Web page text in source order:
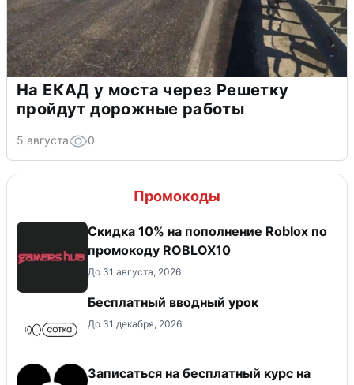
На ЕКАД у моста через Решетку
пройдут дорожные работы
5 августа 0
Промокоды
Скидка 10% на пополнение Roblox по
промокоду ROBLOX10
До 31 августа, 2026
Бесплатный вводный урок
До 31 декабря, 2026
Записаться на бесплатный курс на